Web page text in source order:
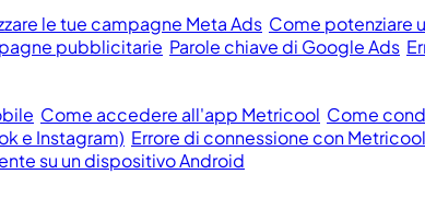
le tue campagne Meta Ads Come potenziare
pubblicitarie Parole chiave di Google Ads
Come accedere all'app Metricool Come
e Instagram) Errore di connessione con
su un dispositivo Android